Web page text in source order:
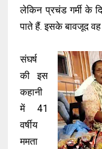
लेकिन प्रचंड गर्मी के
पाते हैं. इसके बावजूद वह
संघर्ष
की इस
कहानी
में 41
वर्षीय
ममता